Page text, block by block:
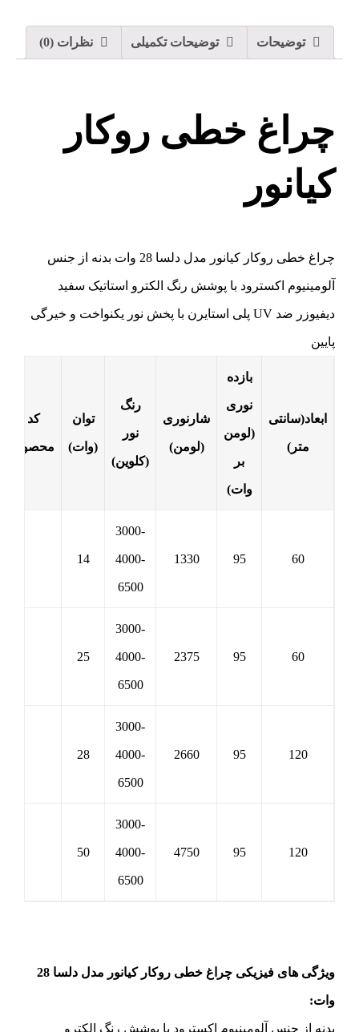
توضیحات توضیحات تکمیلی نظرات (0)
چراغ خطی روکار
کیانور
چراغ خطی روکار کیانور مدل دلسا 28 وات بدنه از جنس
آلومینیوم اکسترود با پوشش رنگ الکترو استاتیک سفید
دیفیوزر ضد UV پلی استایرن با پخش نور یکنواخت و خیرگی
پایین
ابعاد(سانتی
متر)
بازده
نوری
(لومن
بر
وات)
شارنوری
(لومن)
رنگ
نور
(کلوین)
توان
(وات)
کد
محصول
60
95
1330
3000-
4000-
6500
14
60
95
2375
3000-
4000-
6500
25
120
95
2660
3000-
4000-
6500
28
120
95
4750
3000-
4000-
6500
50
ویژگی های فیزیکی چراغ خطی روکار کیانور مدل دلسا 28
وات:
بدنه از جنس آلومینیوم اکسترود با پوشش رنگ الکترو